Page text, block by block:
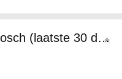
Populairst in 's-Hertogenbosch (laatste 30 dagen)